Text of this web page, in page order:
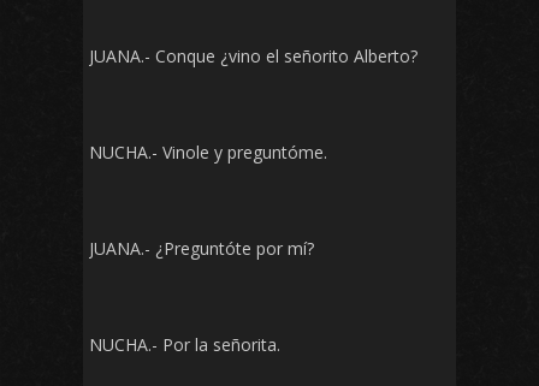
JUANA.- Conque ¿vino el señorito Alberto?
NUCHA.- Vinole y preguntóme.
JUANA.- ¿Preguntóte por mí?
NUCHA.- Por la señorita.